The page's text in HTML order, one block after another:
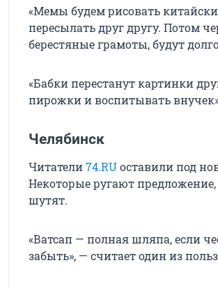
«Мемы будем рисовать
пересылать друг другу. Потом
берестяные грамоты, будут
«Бабки перестанут картинки
пирожки и воспитывать
Челябинск
Читатели74.RUоставили под
Некоторые ругают
шутят.
«Ватсап — полная шляпа, если
забыть», — считает один из